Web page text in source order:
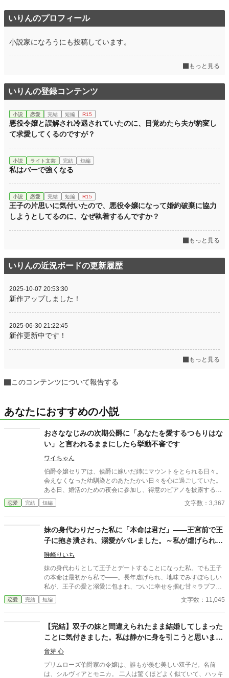
いりんのプロフィール
小説家になろうにも投稿しています。
もっと見る
いりんの登録コンテンツ
小説 恋愛 完結 短編 R15
悪役令嬢と誤解され冷遇されていたのに、目覚めたら夫が豹変し
て求愛してくるのですが？
小説 ライト文芸 完結 短編
私はバーで強くなる
小説 恋愛 完結 短編 R15
王子の片思いに気付いたので、悪役令嬢になって婚約破棄に協力
しようとしてるのに、なぜ執着するんですか？
もっと見る
いりんの近況ボードの更新履歴
2025-10-07 20:53:30
新作アップしました！
2025-06-30 21:22:45
新作更新中です！
もっと見る
このコンテンツについて報告する
あなたにおすすめの小説
おさななじみの次期公爵に「あなたを愛するつもりはな
い」と言われるままにしたら挙動不審です
ワイちゃん
伯爵令嬢セリアは、侯爵に嫁いだ姉にマウントをとられる日々。
会えなくなった幼馴染とのあたたかい日々を心に過ごしていた。
ある日、婚活のための夜会に参加し、得意のピアノを披露する
と、幼馴染と再会し、次の日には公爵の幼馴染に求婚されること
に。しかし、幼馴染には「あなたを愛するつもりはない」と言わ
り……？
恋愛 完結 短編 文字数：3,367
妹の身代わりだった私に「本命は君だ」――王宮前で王
子に抱き潰され、溺愛がバレました。～私が虐げられる
きっかけになった少年が、私と王子を結び付
唯崎りいち
妹の身代わりとして王子とデートすることになった私。でも王子
の本命は最初から私で――。長年虐げられ、地味でみすぼらしい
私が、王子の愛と溺愛に包まれ、ついに幸せを掴む甘々ラブファ
ンタジー。妹や家族との誤解、影武者の存在も絡み、ハラハラと
胸キュンが止まらない物語。
恋愛 完結 短編 文字数：11,045
【完結】双子の妹と間違えられたまま結婚してしまった
ことに気付きました。私は静かに身を引こうと思いま
す。
音芽 心
プリムローズ伯爵家の令嬢は、誰もが羨む美しい双子だ。名前
は、シルヴィアとモニカ。 二人は驚くほどよく似ていて、ハッキ